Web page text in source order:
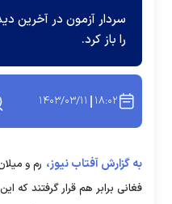
سردار آزمون در آخرین
را باز کرد.
۱۸:۰۲ ۱۴۰۳/۰۳/۱۱
به گزارش آفتاب نیوز، رم و